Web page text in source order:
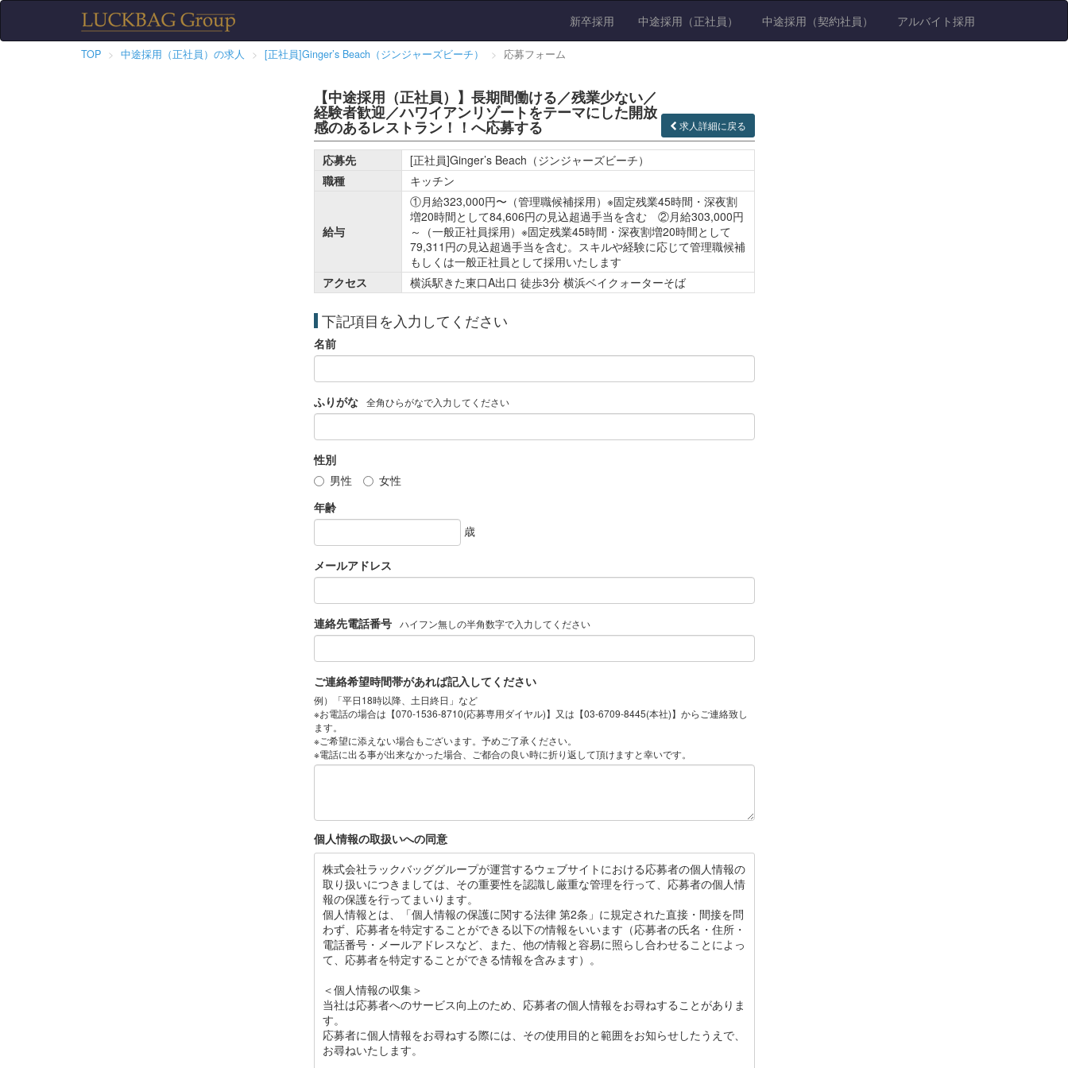
新卒採用 中途採用（正社員） 中途採用（契約社員） アルバイト採用
TOP 中途採用（正社員）の求人 [正社員]Ginger’s Beach（ジンジャーズビーチ） 応募フォーム
【中途採用（正社員）】長期間働ける／残業少ない／
経験者歓迎／ハワイアンリゾートをテーマにした開放
感のあるレストラン！！へ応募する 求人詳細に戻る
応募先
[正社員]Ginger’s Beach（ジンジャーズビーチ）
職種
キッチン
給与
①月給323,000円〜（管理職候補採用）※固定残業45時間・深夜割
増20時間として84,606円の見込超過手当を含む ②月給303,000円
～（一般正社員採用）※固定残業45時間・深夜割増20時間として
79,311円の見込超過手当を含む。スキルや経験に応じて管理職候補
もしくは一般正社員として採用いたします
アクセス
横浜駅きた東口A出口 徒歩3分 横浜ベイクォーターそば
下記項目を入力してください
名前
ふりがな 全角ひらがなで入力してください
性別
男性
女性
年齢
歳
メールアドレス
連絡先電話番号 ハイフン無しの半角数字で入力してください
ご連絡希望時間帯があれば記入してください
例）「平日18時以降、土日終日」など
※お電話の場合は【070-1536-8710(応募専用ダイヤル)】又は【03-6709-8445(本社)】からご連絡致し
ます。
※ご希望に添えない場合もございます。予めご了承ください。
※電話に出る事が出来なかった場合、ご都合の良い時に折り返して頂けますと幸いです。
個人情報の取扱いへの同意
株式会社ラックバッググループが運営するウェブサイトにおける応募者の個人情報の
取り扱いにつきましては、その重要性を認識し厳重な管理を行って、応募者の個人情
報の保護を行ってまいります。
個人情報とは、「個人情報の保護に関する法律 第2条」に規定された直接・間接を問
わず、応募者を特定することができる以下の情報をいいます（応募者の氏名・住所・
電話番号・メールアドレスなど、また、他の情報と容易に照らし合わせることによっ
て、応募者を特定することができる情報を含みます）。
＜個人情報の収集＞
当社は応募者へのサービス向上のため、応募者の個人情報をお尋ねすることがありま
す。
応募者に個人情報をお尋ねする際には、その使用目的と範囲をお知らせしたうえで、
お尋ねいたします。